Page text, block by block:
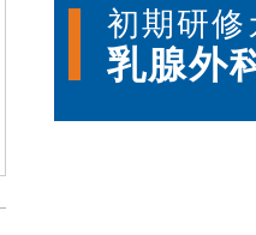
初期研
乳腺外